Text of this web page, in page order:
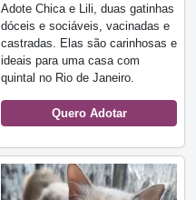
Adote Chica e Lili, duas gatinhas
dóceis e sociáveis, vacinadas e
castradas. Elas são carinhosas e
ideais para uma casa com
quintal no Rio de Janeiro.
Quero Adotar